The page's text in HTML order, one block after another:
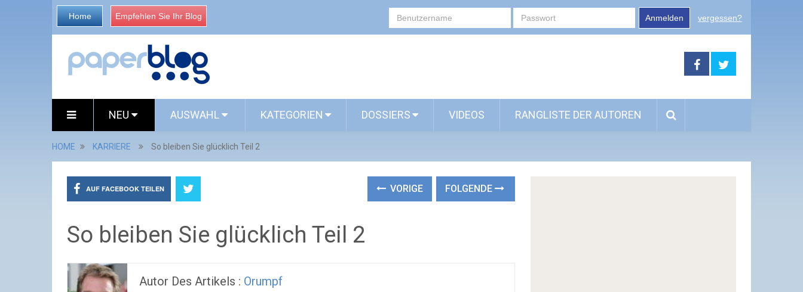
Home Empfehlen Sie Ihr Blog Anmelden vergessen?
NEU AUSWAHL KATEGORIEN DOSSIERS VIDEOS RANGLISTE DER AUTOREN
HOME KARRIERE So bleiben Sie glücklich Teil 2
AUF FACEBOOK TEILEN VORIGE FOLGENDE
So bleiben Sie glücklich Teil 2
Autor Des Artikels : Orumpf